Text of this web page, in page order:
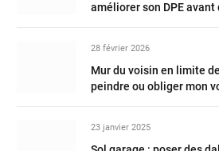
améliorer son DPE avant
28 février 2026
Mur du voisin en limite
peindre ou obliger mon
23 janvier 2025